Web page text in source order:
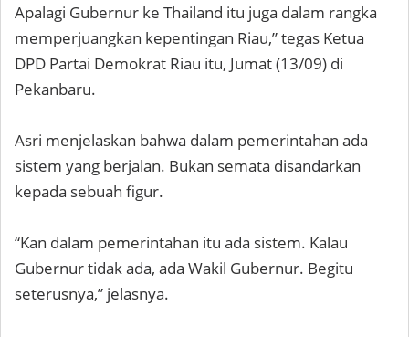
Apalagi Gubernur ke Thailand itu juga dalam rangka
memperjuangkan kepentingan Riau,” tegas Ketua
DPD Partai Demokrat Riau itu, Jumat (13/09) di
Pekanbaru.
Asri menjelaskan bahwa dalam pemerintahan ada
sistem yang berjalan. Bukan semata disandarkan
kepada sebuah figur.
“Kan dalam pemerintahan itu ada sistem. Kalau
Gubernur tidak ada, ada Wakil Gubernur. Begitu
seterusnya,” jelasnya.